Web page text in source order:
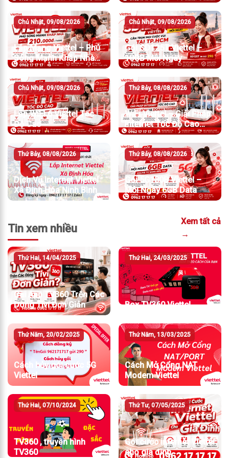
Chủ Nhật, 09/08/2026
Lắp Mạng Viettel – Phủ
Sóng Mạnh Khắp Nhà
Chỉ Từ 210.000đ/Tháng
Chủ Nhật, 09/08/2026
Gói SD125T Viettel –
10GB Mỗi Ngày
Chủ Nhật, 09/08/2026
Lắp WiFi 6 Viettel Tốc
Độ Cao
Thứ Bảy, 08/08/2026
WiFi Viettel – Giải Pháp
Internet Tốc Độ Cao
Cho Gia Đình Và Doanh
Nghiệp
Thứ Bảy, 08/08/2026
Dịch Vụ Internet Viettel
Xã Định Hóa Ninh Bình
Thứ Bảy, 08/08/2026
Gói 5G180B Viettel –
Mỗi Ngày 6GB Data
Tin xem nhiều
Xem tất cả
→
Thứ Hai, 14/04/2025
Cài App TV360 Trên Các
Dòng Tivi Đơn Giản
Thứ Hai, 24/03/2025
Box TV360 Viettel
Thứ Năm, 20/02/2025
Cách hủy gói cước 5G
Viettel
Thứ Năm, 13/03/2025
Cách Mở Cổng NAT
Modem Viettel
Thứ Hai, 07/10/2024
TV360 , truyền hình
TV360
Thứ Tư, 07/05/2025
Gói cước internet Viettel
cho gia đình